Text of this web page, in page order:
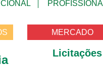
MERCADO
Licitações